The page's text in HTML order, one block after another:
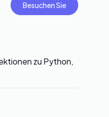
Besuchen Sie
zu Python,